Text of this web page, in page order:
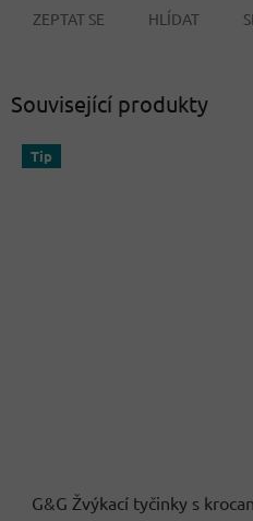
ZEPTAT SE HLÍDAT
Související produkty
Tip
G&G Žvýkací tyčinky s